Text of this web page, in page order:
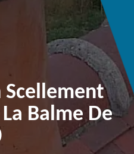
Scellement
Balme De